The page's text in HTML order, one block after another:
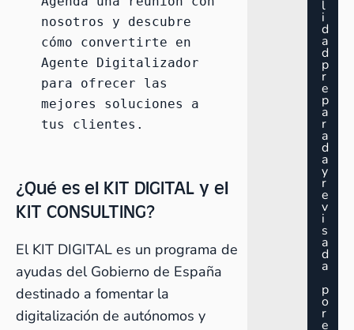
nosotros y descubre
cómo convertirte en
Agente Digitalizador
para ofrecer las
mejores soluciones a
tus clientes.
¿Qué es el KIT DIGITAL y el
KIT CONSULTING?
El KIT DIGITAL es un programa de
ayudas del Gobierno de España
destinado a fomentar la
digitalización de autónomos y
l
i
d
a
d
p
r
e
p
a
r
a
d
a
y
r
e
v
i
s
a
d
a
p
o
r
e